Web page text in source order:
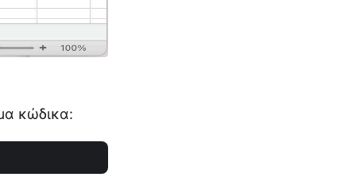
κώδικα: